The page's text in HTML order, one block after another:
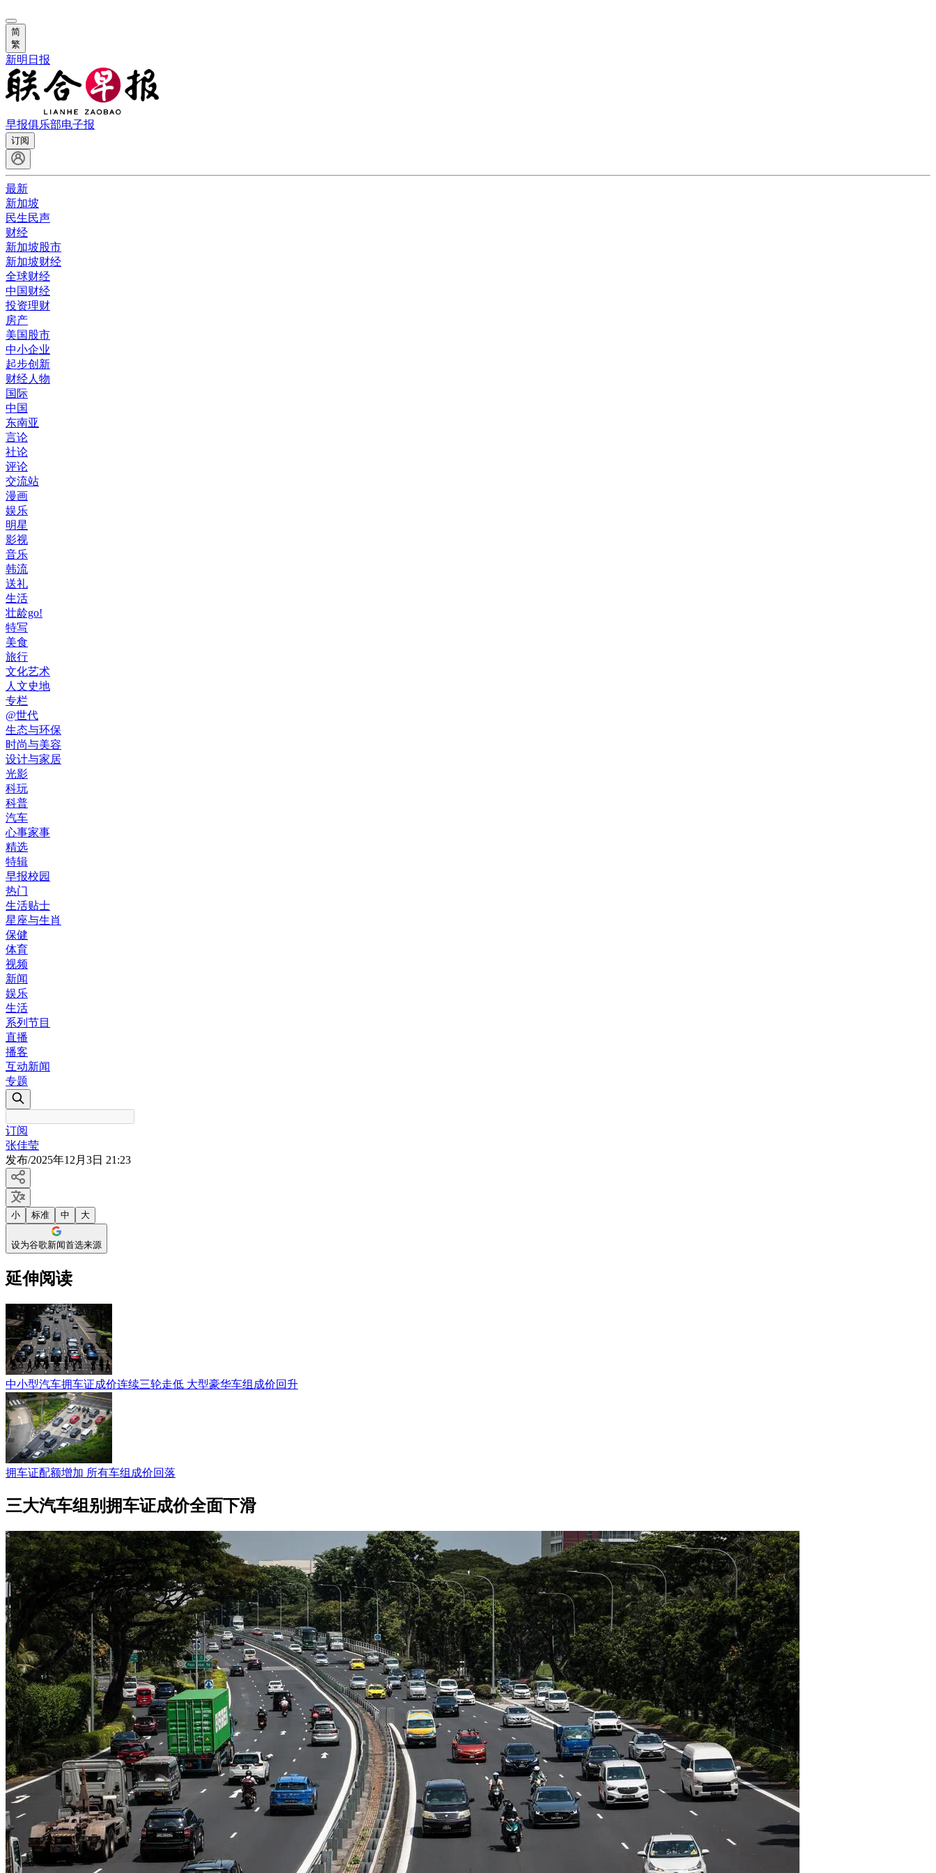
简
繁
新明日报
早报俱乐部电子报
订阅
最新
新加坡
民生民声
财经
新加坡股市
新加坡财经
全球财经
中国财经
投资理财
房产
美国股市
中小企业
起步创新
财经人物
国际
中国
东南亚
言论
社论
评论
交流站
漫画
娱乐
明星
影视
音乐
韩流
送礼
生活
壮龄go!
特写
美食
旅行
文化艺术
人文史地
专栏
@世代
生态与环保
时尚与美容
设计与家居
光影
科玩
科普
汽车
心事家事
精选
特辑
早报校园
热门
生活贴士
星座与生肖
保健
体育
视频
新闻
娱乐
生活
系列节目
直播
播客
互动新闻
专题
订阅
张佳莹
发布/2025年12月3日 21:23
小 标准 中 大
设为谷歌新闻首选来源
延伸阅读
中小型汽车拥车证成价连续三轮走低 大型豪华车组成价回升
拥车证配额增加 所有车组成价回落
三大汽车组别拥车证成价全面下滑